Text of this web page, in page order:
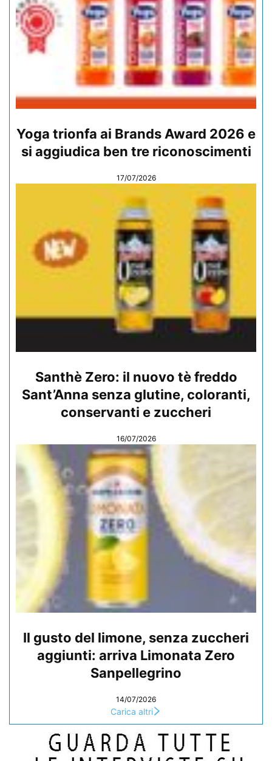
Yoga trionfa ai Brands Award 2026 e
si aggiudica ben tre riconoscimenti
17/07/2026
Santhè Zero: il nuovo tè freddo
Sant’Anna senza glutine, coloranti,
conservanti e zuccheri
16/07/2026
Il gusto del limone, senza zuccheri
aggiunti: arriva Limonata Zero
Sanpellegrino
14/07/2026
Carica altri